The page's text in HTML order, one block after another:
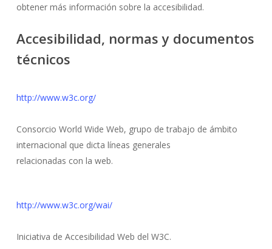
obtener más información sobre la accesibilidad.
Accesibilidad, normas y documentos
técnicos
http://www.w3c.org/
Consorcio World Wide Web, grupo de trabajo de ámbito
internacional que dicta líneas generales
relacionadas con la web.
http://www.w3c.org/wai/
Iniciativa de Accesibilidad Web del W3C.